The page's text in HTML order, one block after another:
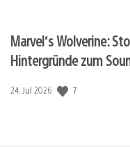
Marvel‘s Wolverine:
Hintergründe zum
Veröffentlichungsdatum:
24. Jul 2026 7